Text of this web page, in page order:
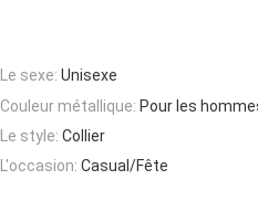
Le sexe: Unisexe
Couleur métallique: Pour les
Le style: Collier
L'occasion: Casual/Fête